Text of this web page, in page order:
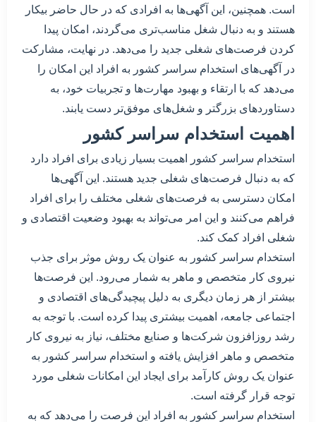
است. همچنین، این آگهی‌ها به افرادی که در حال حاضر بیکار
هستند و به دنبال شغل مناسب‌تری می‌گردند، امکان پیدا
کردن فرصت‌های شغلی جدید را می‌دهد. در نهایت، مشارکت
در آگهی‌های استخدام سراسر کشور به افراد این امکان را
می‌دهد که با ارتقاء و بهبود مهارت‌ها و تجربیات خود، به
دستاوردهای بزرگتر و شغل‌های موفق‌تر دست یابند.
اهمیت استخدام سراسر کشور
استخدام سراسر کشور اهمیت بسیار زیادی برای افراد دارد
که به دنبال فرصت‌های شغلی جدید هستند. این آگهی‌ها
امکان دسترسی به فرصت‌های شغلی مختلف را برای افراد
فراهم می‌کنند و این امر می‌تواند به بهبود وضعیت اقتصادی و
شغلی افراد کمک کند.
استخدام سراسر کشور به عنوان یک روش موثر برای جذب
نیروی کار متخصص و ماهر به شمار می‌رود. این فرصت‌ها
بیشتر از هر زمان دیگری به دلیل پیچیدگی‌های اقتصادی و
اجتماعی جامعه، اهمیت بیشتری پیدا کرده است. با توجه به
رشد روزافزون شرکت‌ها و صنایع مختلف، نیاز به نیروی کار
متخصص و ماهر افزایش یافته و استخدام سراسر کشور به
عنوان یک روش کارآمد برای ایجاد این امکانات شغلی مورد
توجه قرار گرفته است.
استخدام سراسر کشور به افراد این فرصت را می‌دهد که به